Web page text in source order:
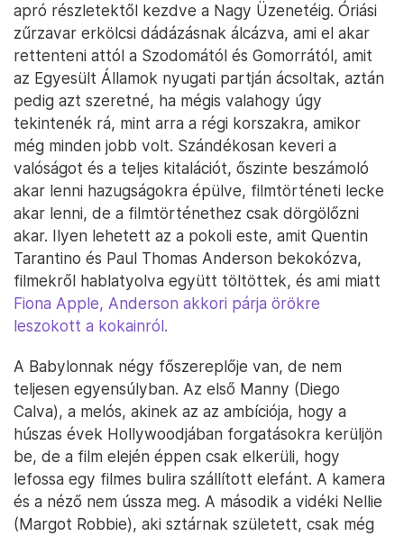
apró részletektől kezdve a Nagy Üzenetéig. Óriási
zűrzavar erkölcsi dádázásnak álcázva, ami el akar
rettenteni attól a Szodomától és Gomorrától, amit
az Egyesült Államok nyugati partján ácsoltak, aztán
pedig azt szeretné, ha mégis valahogy úgy
tekintenék rá, mint arra a régi korszakra, amikor
még minden jobb volt. Szándékosan keveri a
valóságot és a teljes kitalációt, őszinte beszámoló
akar lenni hazugságokra épülve, filmtörténeti lecke
akar lenni, de a filmtörténethez csak dörgölőzni
akar. Ilyen lehetett az a pokoli este, amit Quentin
Tarantino és Paul Thomas Anderson bekokózva,
filmekről hablatyolva együtt töltöttek, és ami miatt
Fiona Apple, Anderson akkori párja örökre
leszokott a kokainról.
A Babylonnak négy főszereplője van, de nem
teljesen egyensúlyban. Az első Manny (Diego
Calva), a melós, akinek az az ambíciója, hogy a
húszas évek Hollywoodjában forgatásokra kerüljön
be, de a film elején éppen csak elkerüli, hogy
lefossa egy filmes bulira szállított elefánt. A kamera
és a néző nem ússza meg. A második a vidéki Nellie
(Margot Robbie), aki sztárnak született, csak még